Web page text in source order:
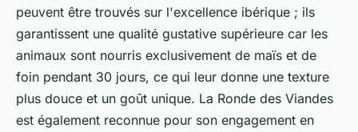
peuvent être trouvés sur l'excellence ibérique ; ils
garantissent une qualité gustative supérieure car les
animaux sont nourris exclusivement de maïs et de
foin pendant 30 jours, ce qui leur donne une texture
plus douce et un goût unique. La Ronde des Viandes
est également reconnue pour son engagement en